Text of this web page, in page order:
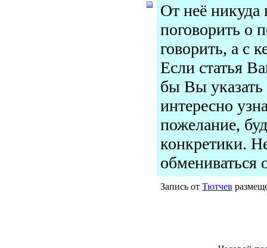
От неё
поговорить о
говорить, а с
Если статья
бы Вы
интересно
пожелание,
конкретики.
Запись от Тютчев